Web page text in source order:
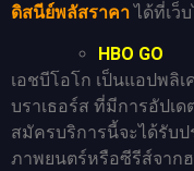
ดิสนีย์พลัสราคาได้ที่เว็
HBO GO
เอชบีโอโก เป็นแอปพลิ
บราเธอร์ส ที่มีการอัปเ
สมัครบริการนี้จะได้รับ
ภาพยนตร์หรือซีรีส์จาก